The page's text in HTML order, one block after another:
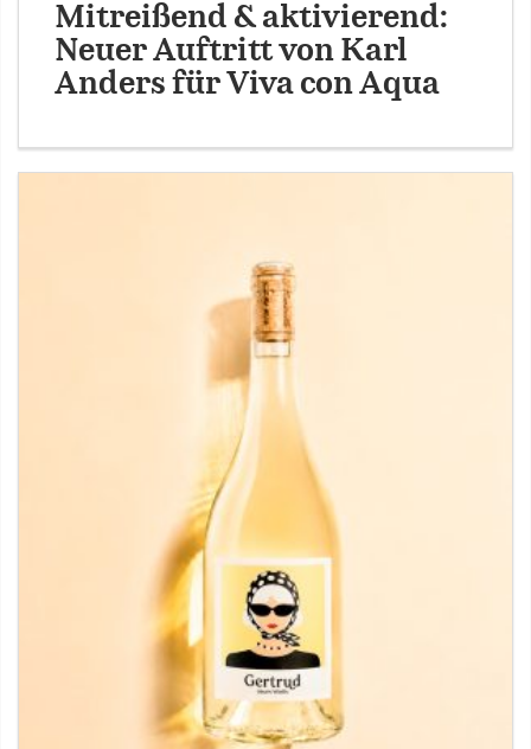
Mitreißend & aktivierend:
Neuer Auftritt von Karl
Anders für Viva con Aqua